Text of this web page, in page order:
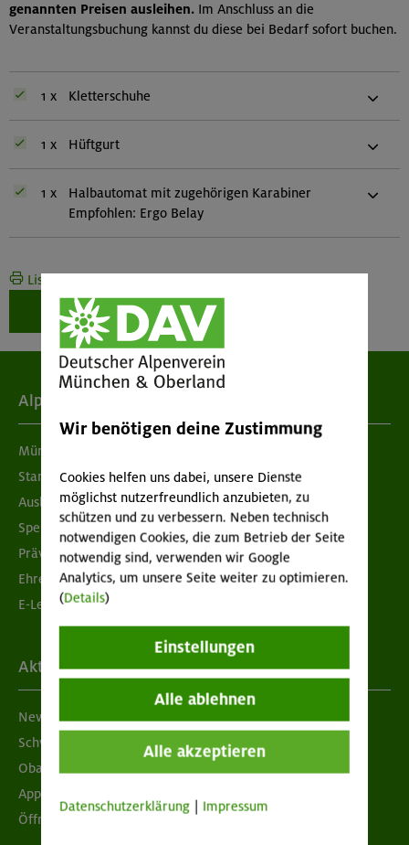
genannten Preisen ausleihen. Im Anschluss an die
Veranstaltungsbuchung kannst du diese bei Bedarf sofort buchen.
1 x Kletterschuhe
1 x Hüftgurt
1 x
Halbautomat mit zugehörigen Karabiner
Empfohlen: Ergo Belay
Liste drucken
Weiter zur Buchung
Alpenverein
München & Oberland
Standorte
Ausbildung & Jobs
Spenden
Prävention sexualisierter Gewalt
Ehrenamtsbörse
E-Learning
Aktuelles
Newsletter
Schwarzes Brett
Obacht geben!
App "Mein DAV+"
Öffnungszeiten
Wir benötigen deine Zustimmung
Cookies helfen uns dabei, unsere Dienste
möglichst nutzerfreundlich anzubieten, zu
schützen und zu verbessern. Neben technisch
notwendigen Cookies, die zum Betrieb der Seite
notwendig sind, verwenden wir Google
Analytics, um unsere Seite weiter zu optimieren.
(Details)
Einstellungen
Alle ablehnen
Alle akzeptieren
Datenschutzerklärung Impressum